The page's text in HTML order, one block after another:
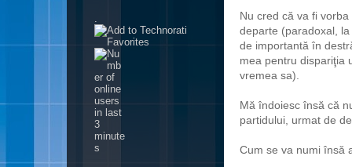
Nu cred că va fi
departe (paradoxal,
de importantă în
mea pentru dispariţia
vremea sa).
Mă îndoiesc însă că
partidului, urmat de
Cum se va numi însă
.